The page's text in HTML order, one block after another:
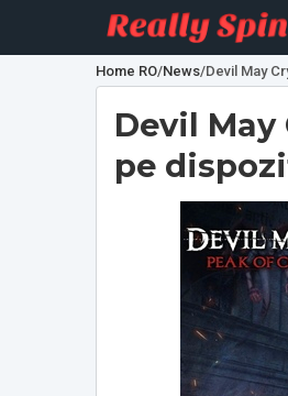
Home RO/News/Devil May
Devil
pe